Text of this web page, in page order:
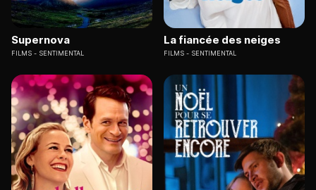
Supernova
FILMS SENTIMENTAL
La fiancée des neiges
FILMS SENTIMENTAL